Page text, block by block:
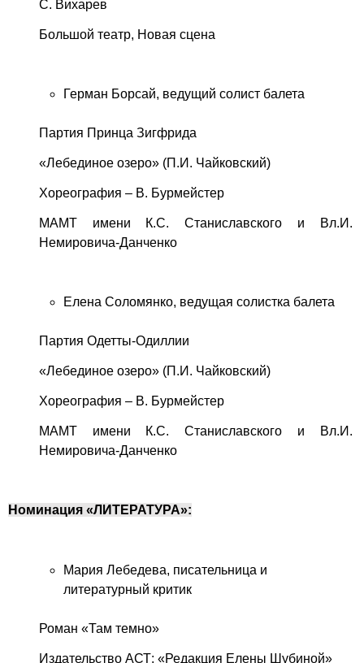
С. Вихарев
Большой театр, Новая сцена
Герман Борсай, ведущий солист балета
Партия Принца Зигфрида
«Лебединое озеро» (П.И. Чайковский)
Хореография – В. Бурмейстер
МАМТ имени К.С. Станиславского и Вл.И.
Немировича-Данченко
Елена Соломянко, ведущая солистка балета
Партия Одетты-Одиллии
«Лебединое озеро» (П.И. Чайковский)
Хореография – В. Бурмейстер
МАМТ имени К.С. Станиславского и Вл.И.
Немировича-Данченко
Номинация «ЛИТЕРАТУРА»:
Мария Лебедева, писательница и
литературный критик
Роман «Там темно»
Издательство АСТ: «Редакция Елены Шубиной»